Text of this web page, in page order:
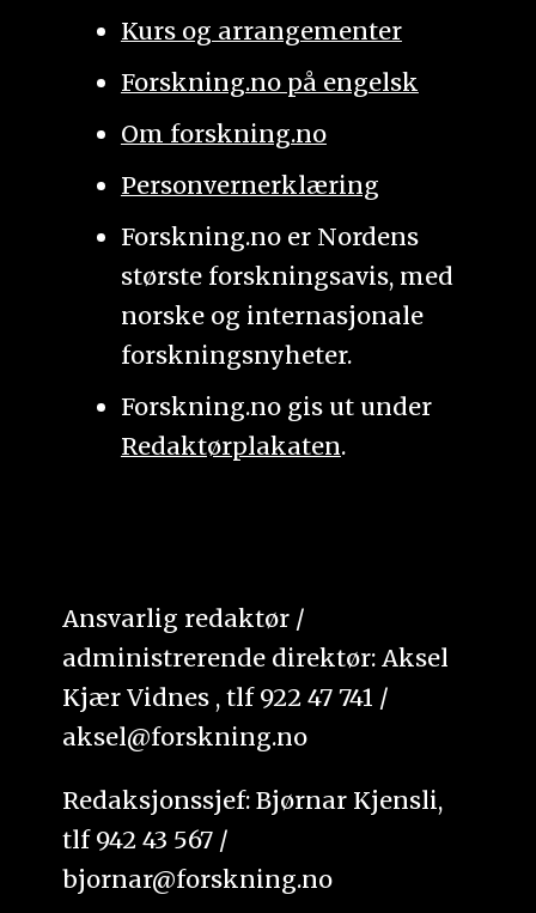
Kurs og arrangementer
Forskning.no på engelsk
Om forskning.no
Personvernerklæring
Forskning.no er Nordens
største forskningsavis, med
norske og internasjonale
forskningsnyheter.
Forskning.no gis ut under
Redaktørplakaten.
Ansvarlig redaktør /
administrerende direktør: Aksel
Kjær Vidnes , tlf 922 47 741 /
aksel@forskning.no
Redaksjonssjef: Bjørnar Kjensli,
tlf 942 43 567 /
bjornar@forskning.no